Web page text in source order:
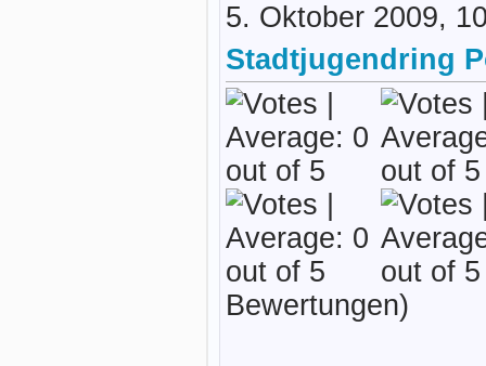
5. Oktober 2009,
Stadtjugendring
Bewertungen)